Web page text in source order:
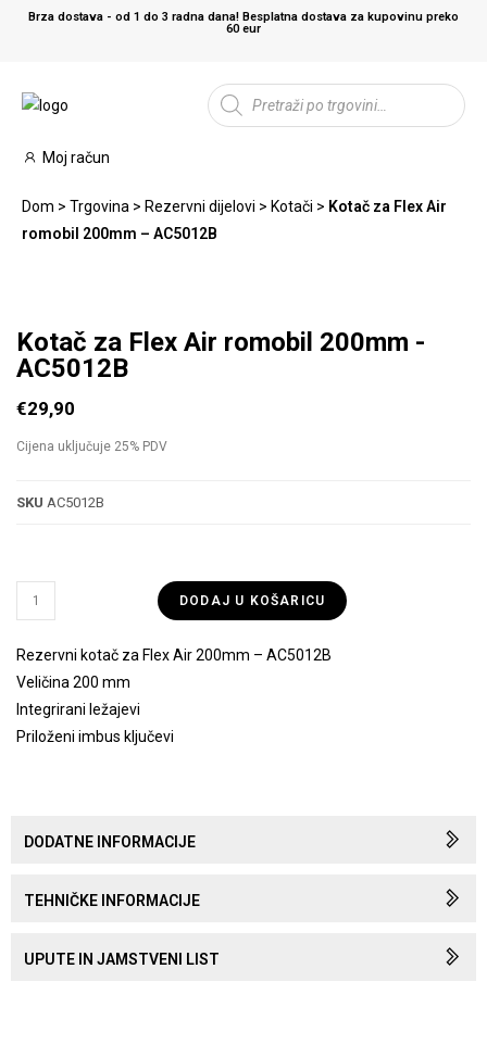
Brza dostava - od 1 do 3 radna dana! Besplatna dostava za kupovinu preko
60 eur
Moj račun
Dom > Trgovina > Rezervni dijelovi > Kotači > Kotač za Flex Air
romobil 200mm – AC5012B
Kotač za Flex Air romobil 200mm -
AC5012B
€29,90
Cijena uključuje 25% PDV
SKU AC5012B
DODAJ U KOŠARICU
Rezervni kotač za Flex Air 200mm – AC5012B
Veličina 200 mm
Integrirani ležajevi
Priloženi imbus ključevi
DODATNE INFORMACIJE
TEHNIČKE INFORMACIJE
UPUTE IN JAMSTVENI LIST